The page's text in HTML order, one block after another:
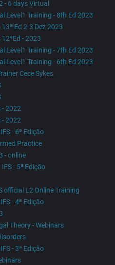
- 6 days Virtual
Level1 Training - 8th Ed 2023
Ed 2-3 Dez 2023
- 2023
Level1 Training - 7th Ed 2023
Level1 Training - 6th Ed 2023
Cece Sykes
2022
2022
- 6ª Edição
Practice
- online
- 5ª Edição
official L2 Online Training
- 4ª Edição
Theory - Webinars
- 3ª Edição